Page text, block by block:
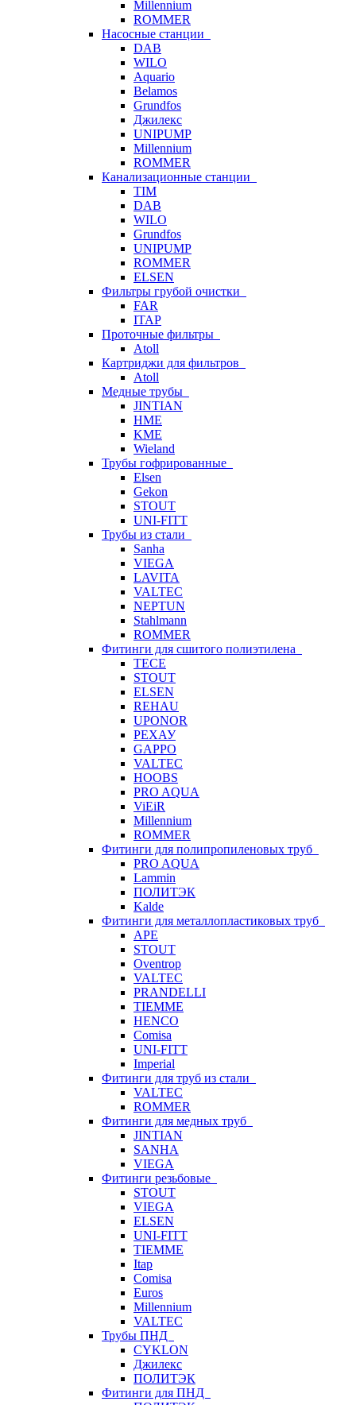
Millennium
ROMMER
Насосные станции
DAB
WILO
Aquario
Belamos
Grundfos
Джилекс
UNIPUMP
Millennium
ROMMER
Канализационные станции
TIM
DAB
WILO
Grundfos
UNIPUMP
ROMMER
ELSEN
Фильтры грубой очистки
FAR
ITAP
Проточные фильтры
Atoll
Картриджи для фильтров
Atoll
Медные трубы
JINTIAN
HME
KME
Wieland
Трубы гофрированные
Elsen
Gekon
STOUT
UNI-FITT
Трубы из стали
Sanha
VIEGA
LAVITA
VALTEC
NEPTUN
Stahlmann
ROMMER
Фитинги для сшитого полиэтилена
TECE
STOUT
ELSEN
REHAU
UPONOR
РЕХАУ
GAPPO
VALTEC
HOOBS
PRO AQUA
ViEiR
Millennium
ROMMER
Фитинги для полипропиленовых труб
PRO AQUA
Lammin
ПОЛИТЭК
Kalde
Фитинги для металлопластиковых труб
APE
STOUT
Oventrop
VALTEC
PRANDELLI
TIEMME
HENCO
Comisa
UNI-FITT
Imperial
Фитинги для труб из стали
VALTEC
ROMMER
Фитинги для медных труб
JINTIAN
SANHA
VIEGA
Фитинги резьбовые
STOUT
VIEGA
ELSEN
UNI-FITT
TIEMME
Itap
Comisa
Euros
Millennium
VALTEC
Трубы ПНД
CYKLON
Джилекс
ПОЛИТЭК
Фитинги для ПНД